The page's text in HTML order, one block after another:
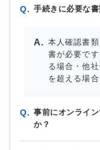
Q. 手続きに必要な
本人確認書
書が必要で
る場合・他
を超える場
Q. 事前にオンライ
か？